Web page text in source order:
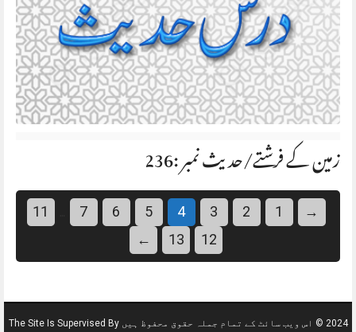
زمین کے فرشتے/حديث نمبر :236
→
1
2
3
4
5
6
7
11
12
13
←
2024 © اس ویب سائٹ کے تمام جملہ حقوق محفوظ ہیں The Site Is Supervised By